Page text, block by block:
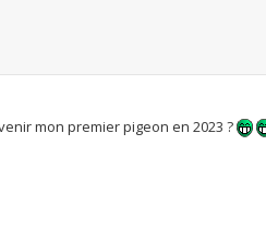
mon premier pigeon en 2023 ?